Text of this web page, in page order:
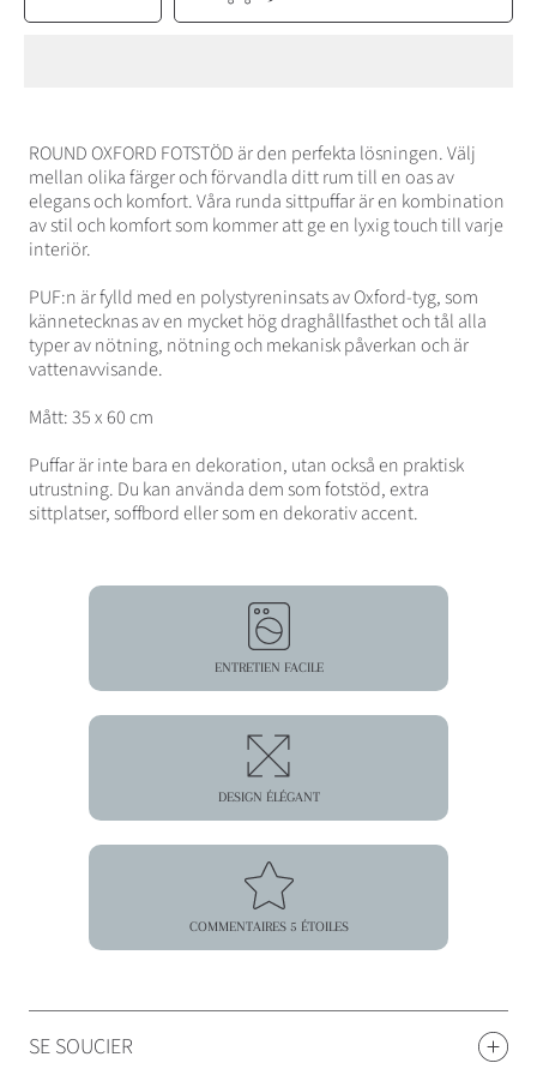
quantité
pour quantité
pour
ROUND OXFORD FOTSTÖD är den perfekta lösningen. Välj
mellan olika färger och förvandla ditt rum till en oas av
elegans och komfort. Våra runda sittpuffar är en kombination
av stil och komfort som kommer att ge en lyxig touch till varje
interiör.
PUF:n är fylld med en polystyreninsats av Oxford-tyg, som
kännetecknas av en mycket hög draghållfasthet och tål alla
typer av nötning, nötning och mekanisk påverkan och är
vattenavvisande.
Mått: 35 x 60 cm
Puffar är inte bara en dekoration, utan också en praktisk
utrustning. Du kan använda dem som fotstöd, extra
sittplatser, soffbord eller som en dekorativ accent.
ENTRETIEN FACILE
DESIGN ÉLÉGANT
COMMENTAIRES 5 ÉTOILES
SE SOUCIER